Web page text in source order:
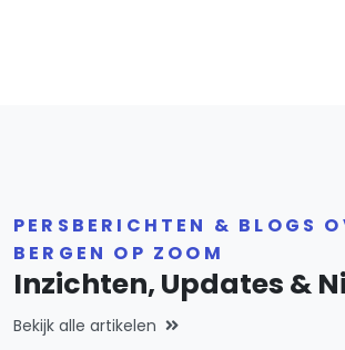
PERSBERICHTEN & BLOGS
BERGEN OP ZOOM
Inzichten, Updates &
Bekijk alle artikelen